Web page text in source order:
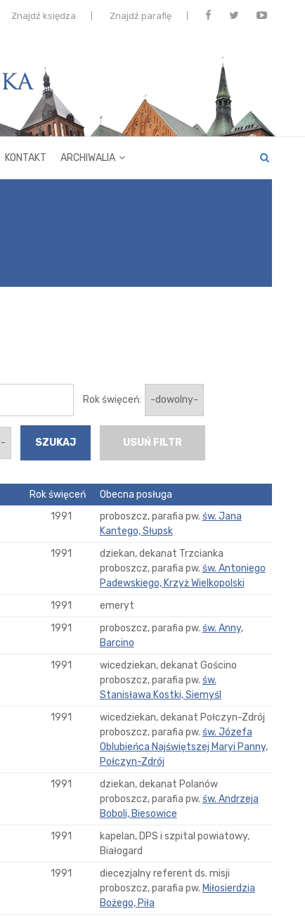
Znajdź księdza Znajdź parafię
KONTAKT ARCHIWALIA
Rok święceń:
USUŃ FILTR
Rok święceń
Obecna posługa
1991 proboszcz, parafia pw. św. Jana
Kantego, Słupsk
1991
dziekan, dekanat Trzcianka
proboszcz, parafia pw. św. Antoniego
Padewskiego, Krzyż Wielkopolski
1991
emeryt
1991 proboszcz, parafia pw. św. Anny,
Barcino
1991
wicedziekan, dekanat Gościno
proboszcz, parafia pw. św.
Stanisława Kostki, Siemyśl
1991
wicedziekan, dekanat Połczyn-Zdrój
proboszcz, parafia pw. św. Józefa
Oblubieńca Najświętszej Maryi Panny,
Połczyn-Zdrój
1991
dziekan, dekanat Polanów
proboszcz, parafia pw. św. Andrzeja
Boboli, Biesowice
1991
kapelan, DPS i szpital powiatowy,
Białogard
1991
diecezjalny referent ds. misji
proboszcz, parafia pw. Miłosierdzia
Bożego, Piła